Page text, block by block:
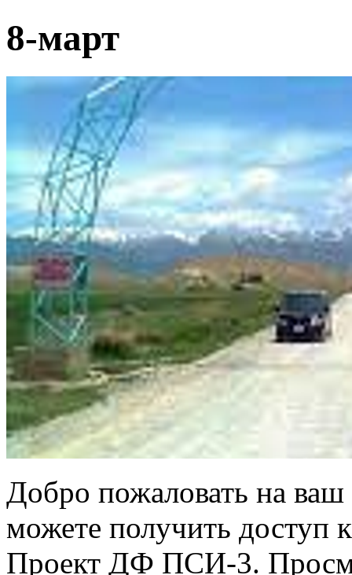
8-март
Добро пожаловать на
можете получить доступ
Проект ДФ ПСИ-3.